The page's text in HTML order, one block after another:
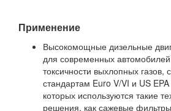
Применение
Высокомощные дизельные
для современных
токсичности выхлопных газов,
стандартам Euro V/VI и US
которых используются такие
решения, как сажевые